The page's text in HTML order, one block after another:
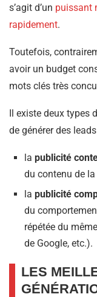
s’agit d’un puissant
rapidement.
Toutefois,
avoir un budget
mots clés très
Il existe deux types
de générer des
la publicité
du contenu de
la publicité
du
répétée du
de Google, etc.).
LES